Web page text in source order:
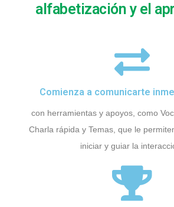
alfabetización y el
Comienza a comunicarte
con herramientas y apoyos, como
Charla rápida y Temas, que le
iniciar y guiar la